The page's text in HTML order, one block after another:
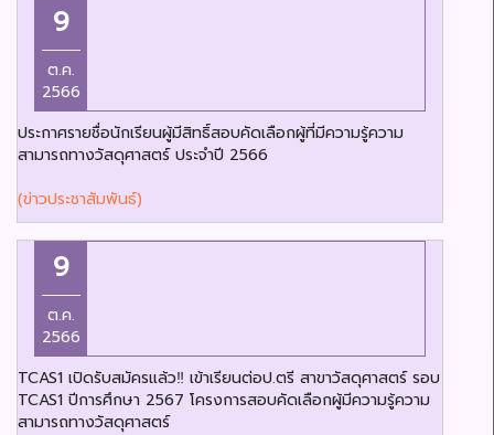
9
ต.ค.
2566
ประกาศรายชื่อนักเรียนผู้มีสิทธิ์สอบคัดเลือกผู้ที่มีความรู้ความ
สามารถทางวัสดุศาสตร์ ประจำปี 2566
(ข่าวประชาสัมพันธ์)
9
ต.ค.
2566
TCAS1 เปิดรับสมัครแล้ว‼️ เข้าเรียนต่อป.ตรี สาขาวัสดุศาสตร์ รอบ
TCAS1 ปีการศึกษา 2567 โครงการสอบคัดเลือกผู้มีความรู้ความ
สามารถทางวัสดุศาสตร์